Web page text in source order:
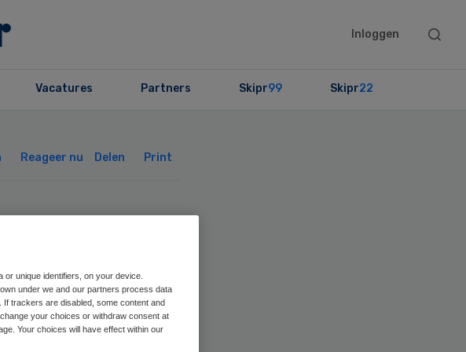
Inloggen
Search
Vacatures Partners Skipr99 Skipr22
Reageer nu Delen Print
unique identifiers, on your device.
under we and our partners process data
If trackers are disabled, some content and
your choices or withdraw consent at
Your choices will have effect within our